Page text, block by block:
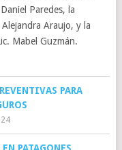
Paredes, la
Araujo, y la
Mabel Guzmán.
PARA